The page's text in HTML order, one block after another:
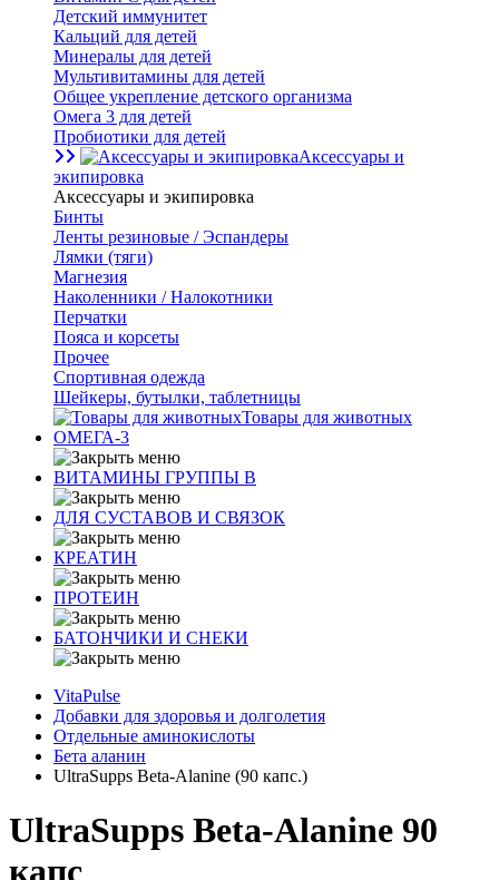
Детский иммунитет
Кальций для детей
Минералы для детей
Мультивитамины для детей
Общее укрепление детского организма
Омега 3 для детей
Пробиотики для детей
Аксессуары и
экипировка
Аксессуары и экипировка
Бинты
Ленты резиновые / Эспандеры
Лямки (тяги)
Магнезия
Наколенники / Налокотники
Перчатки
Пояса и корсеты
Прочее
Спортивная одежда
Шейкеры, бутылки, таблетницы
Товары для животных
ОМЕГА-3
ВИТАМИНЫ ГРУППЫ В
ДЛЯ СУСТАВОВ И СВЯЗОК
КРЕАТИН
ПРОТЕИН
БАТОНЧИКИ И СНЕКИ
VitaPulse
Добавки для здоровья и долголетия
Отдельные аминокислоты
Бета аланин
UltraSupps Beta-Alanine (90 капс.)
UltraSupps Beta-Alanine 90
капс